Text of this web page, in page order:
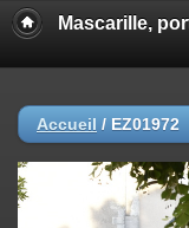
Mascarille,
Accueil / EZ01972